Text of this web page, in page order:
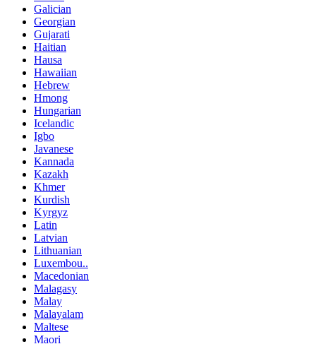
Galician
Georgian
Gujarati
Haitian
Hausa
Hawaiian
Hebrew
Hmong
Hungarian
Icelandic
Igbo
Javanese
Kannada
Kazakh
Khmer
Kurdish
Kyrgyz
Latin
Latvian
Lithuanian
Luxembou..
Macedonian
Malagasy
Malay
Malayalam
Maltese
Maori